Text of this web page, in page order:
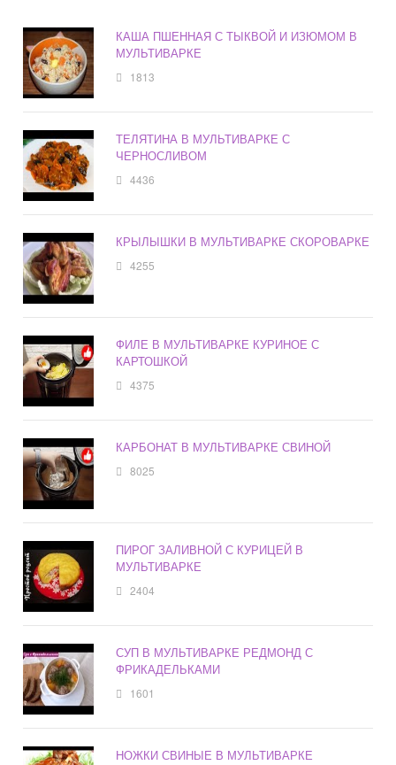
КАША ПШЕННАЯ С ТЫКВОЙ И ИЗЮМОМ В
МУЛЬТИВАРКЕ
1813
ТЕЛЯТИНА В МУЛЬТИВАРКЕ С
ЧЕРНОСЛИВОМ
4436
КРЫЛЫШКИ В МУЛЬТИВАРКЕ СКОРОВАРКЕ
4255
ФИЛЕ В МУЛЬТИВАРКЕ КУРИНОЕ С
КАРТОШКОЙ
4375
КАРБОНАТ В МУЛЬТИВАРКЕ СВИНОЙ
8025
ПИРОГ ЗАЛИВНОЙ С КУРИЦЕЙ В
МУЛЬТИВАРКЕ
2404
СУП В МУЛЬТИВАРКЕ РЕДМОНД С
ФРИКАДЕЛЬКАМИ
1601
НОЖКИ СВИНЫЕ В МУЛЬТИВАРКЕ